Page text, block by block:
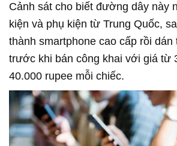
Cảnh sát cho biết đường dây này
kiện và phụ kiện từ Trung Quốc,
thành smartphone cao cấp rồi dán
trước khi bán công khai với giá từ
40.000 rupee mỗi chiếc.